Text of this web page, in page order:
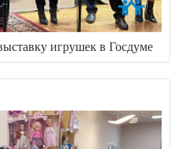
игрушек в Госдуме